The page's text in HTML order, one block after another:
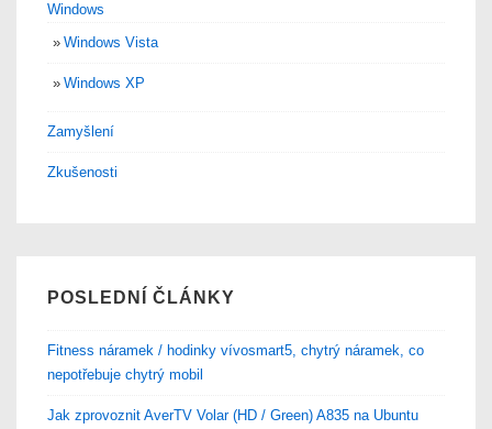
Windows
Windows Vista
Windows XP
Zamyšlení
Zkušenosti
POSLEDNÍ ČLÁNKY
Fitness náramek / hodinky vívosmart5, chytrý náramek, co
nepotřebuje chytrý mobil
Jak zprovoznit AverTV Volar (HD / Green) A835 na Ubuntu